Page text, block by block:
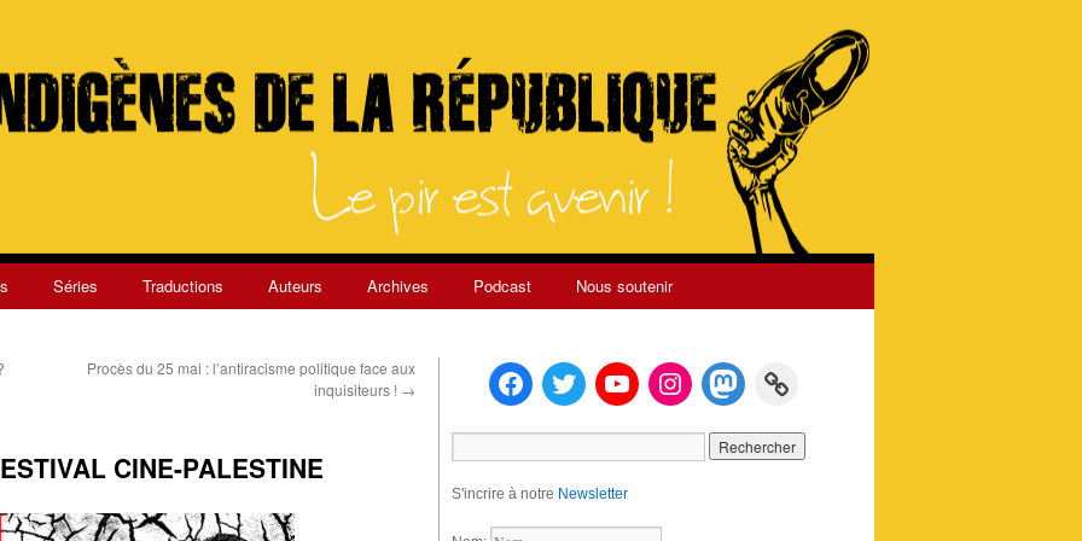
Séries Traductions Auteurs Archives Podcast Nous soutenir
Procès du 25 mai : l’antiracisme politique face aux
inquisiteurs ! →
CINE-PALESTINE
S'incrire à notre Newsletter